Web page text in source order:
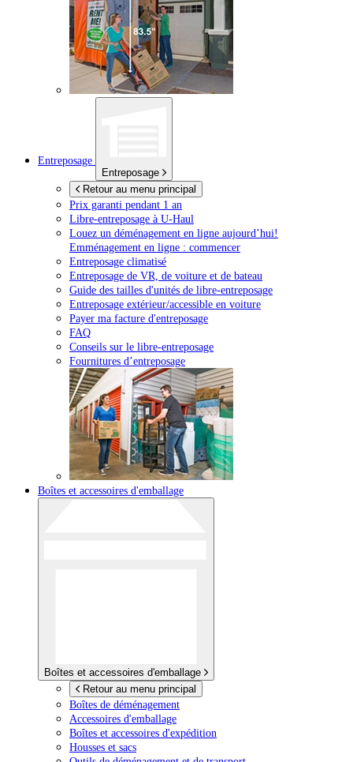
Entreposage
Entreposage
Retour au menu principal
Prix garanti pendant 1 an
Libre-entreposage à U-Haul
Louez un déménagement en ligne aujourd’hui!
Emménagement en ligne : commencer
Entreposage climatisé
Entreposage de VR, de voiture et de bateau
Guide des tailles d'unités de libre-entreposage
Entreposage extérieur/accessible en voiture
Payer ma facture d'entreposage
FAQ
Conseils sur le libre-entreposage
Fournitures d’entreposage
Boîtes et accessoires d'emballage
Boîtes et accessoires d'emballage
Retour au menu principal
Boîtes de déménagement
Accessoires d'emballage
Boîtes et accessoires d'expédition
Housses et sacs